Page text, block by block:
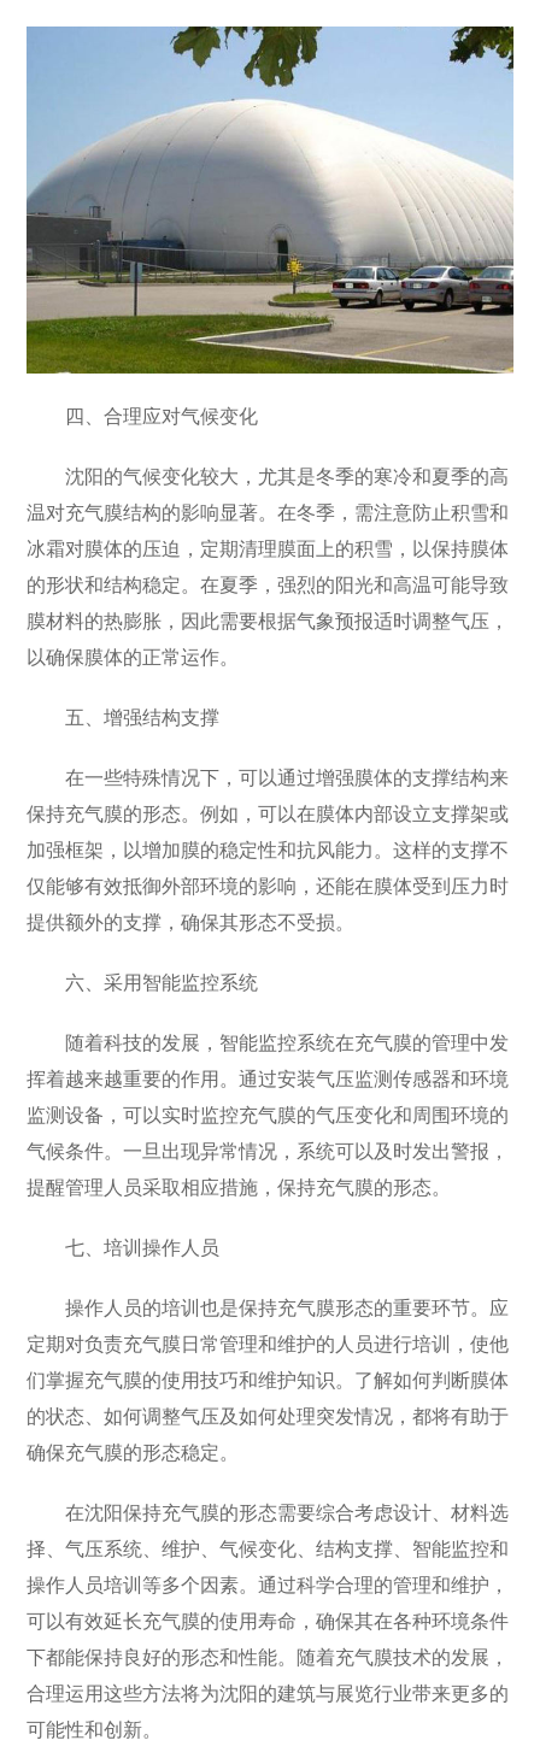
四、合理应对气候变化
沈阳的气候变化较大，尤其是冬季的寒冷和夏季的高
温对充气膜结构的影响显著。在冬季，需注意防止积雪和
冰霜对膜体的压迫，定期清理膜面上的积雪，以保持膜体
的形状和结构稳定。在夏季，强烈的阳光和高温可能导致
膜材料的热膨胀，因此需要根据气象预报适时调整气压，
以确保膜体的正常运作。
五、增强结构支撑
在一些特殊情况下，可以通过增强膜体的支撑结构来
保持充气膜的形态。例如，可以在膜体内部设立支撑架或
加强框架，以增加膜的稳定性和抗风能力。这样的支撑不
仅能够有效抵御外部环境的影响，还能在膜体受到压力时
提供额外的支撑，确保其形态不受损。
六、采用智能监控系统
随着科技的发展，智能监控系统在充气膜的管理中发
挥着越来越重要的作用。通过安装气压监测传感器和环境
监测设备，可以实时监控充气膜的气压变化和周围环境的
气候条件。一旦出现异常情况，系统可以及时发出警报，
提醒管理人员采取相应措施，保持充气膜的形态。
七、培训操作人员
操作人员的培训也是保持充气膜形态的重要环节。应
定期对负责充气膜日常管理和维护的人员进行培训，使他
们掌握充气膜的使用技巧和维护知识。了解如何判断膜体
的状态、如何调整气压及如何处理突发情况，都将有助于
确保充气膜的形态稳定。
在沈阳保持充气膜的形态需要综合考虑设计、材料选
择、气压系统、维护、气候变化、结构支撑、智能监控和
操作人员培训等多个因素。通过科学合理的管理和维护，
可以有效延长充气膜的使用寿命，确保其在各种环境条件
下都能保持良好的形态和性能。随着充气膜技术的发展，
合理运用这些方法将为沈阳的建筑与展览行业带来更多的
可能性和创新。